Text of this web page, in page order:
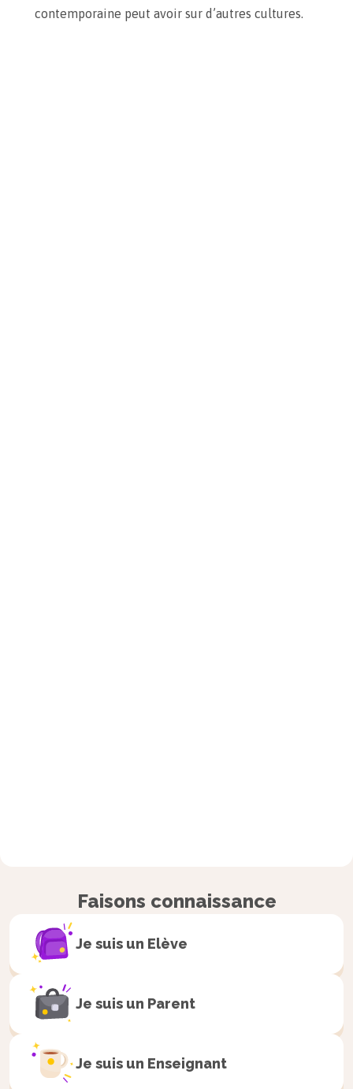
contemporaine peut avoir sur d’autres cultures.
Faisons connaissance
Je suis un Elève
Je suis un Parent
Je suis un Enseignant